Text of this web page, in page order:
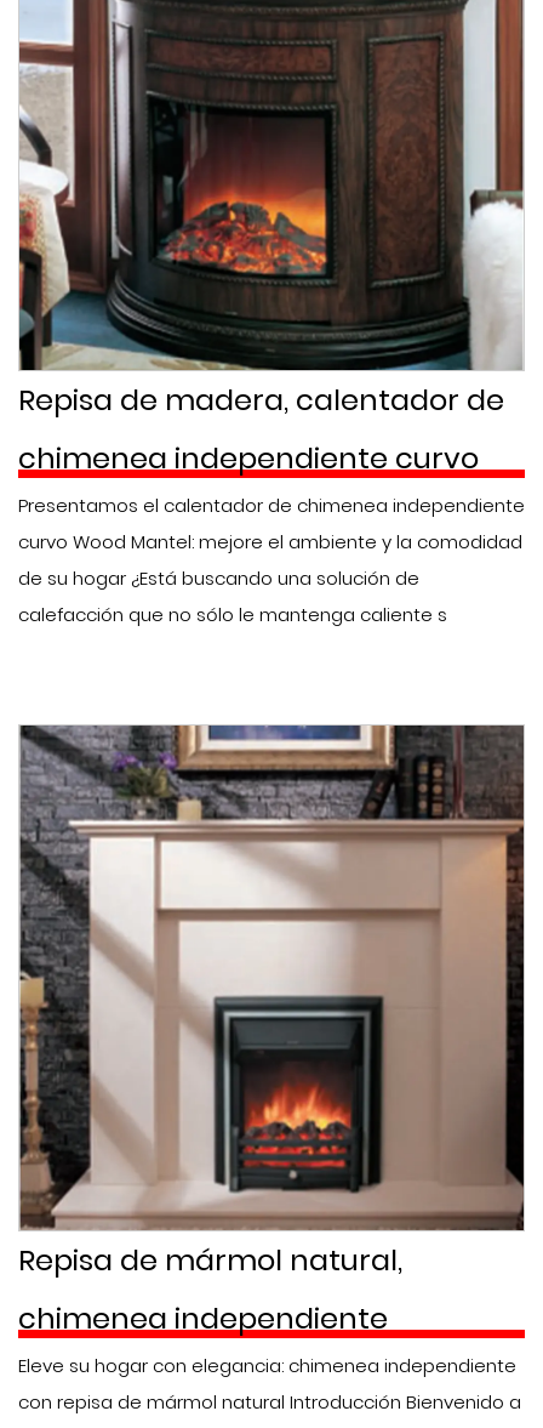
Repisa de madera, calentador de
chimenea independiente curvo
Presentamos el calentador de chimenea independiente
curvo Wood Mantel: mejore el ambiente y la comodidad
de su hogar ¿Está buscando una solución de
calefacción que no sólo le mantenga caliente s
Repisa de mármol natural,
chimenea independiente
Eleve su hogar con elegancia: chimenea independiente
con repisa de mármol natural Introducción Bienvenido a